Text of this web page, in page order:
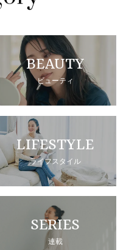
BEAUTY
ビューティ
LIFESTYLE
ライフスタイル
SERIES
連載